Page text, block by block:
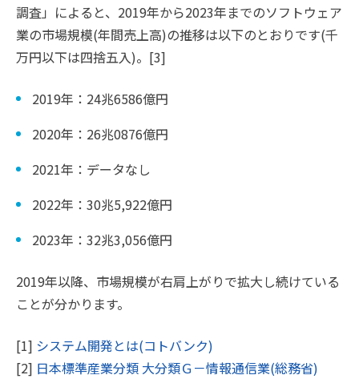
調査」によると、2019年から2023年までのソフトウェア
業の市場規模(年間売上高)の推移は以下のとおりです(千
万円以下は四捨五入)。[3]
2019年：24兆6586億円
2020年：26兆0876億円
2021年：データなし
2022年：30兆5,922億円
2023年：32兆3,056億円
2019年以降、市場規模が右肩上がりで拡大し続けている
ことが分かります。
[1] システム開発とは(コトバンク)
[2] 日本標準産業分類 大分類Ｇ－情報通信業(総務省)